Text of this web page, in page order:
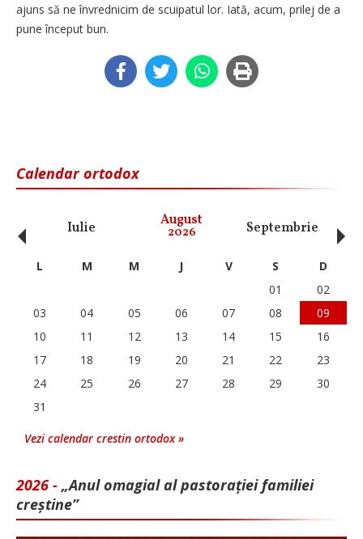
ajuns să ne învrednicim de scuipatul lor. Iată, acum, prilej de a
pune început bun.
Calendar ortodox
Iulie August
2026 Septembrie
‹ L M M J V S
D
01
02
03
04 05 06 07 08
09
10
11 12 13 14 15
16
17
18 19 20 21 22
23
24
25 26 27 28 29
30
31
Vezi calendar crestin ortodox »
2026 - „Anul omagial al pastorației familiei
creștine”